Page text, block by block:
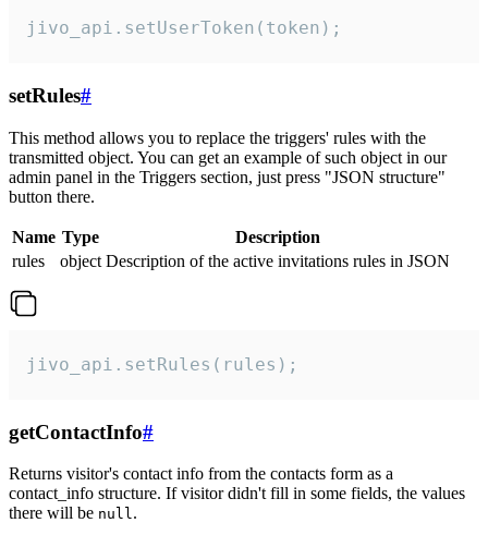
jivo_api.setUserToken(token);
setRules#
This method allows you to replace the triggers' rules with the
transmitted object. You can get an example of such object in our
admin panel in the Triggers section, just press "JSON structure"
button there.
Name Type
Description
rules
object Description of the active invitations rules in JSON
jivo_api.setRules(rules);
getContactInfo#
Returns visitor's contact info from the contacts form as a
contact_info structure. If visitor didn't fill in some fields, the values
there will be null.